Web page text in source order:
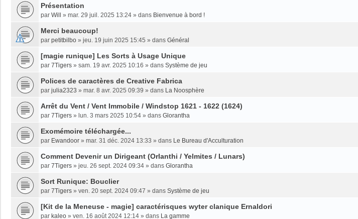
Présentation
par Will » mar. 29 juil. 2025 13:24 » dans Bienvenue à bord !
Merci beaucoup!
par petitbilbo » jeu. 19 juin 2025 15:45 » dans Général
[magie runique] Les Sorts à Usage Unique
par 7Tigers » sam. 19 avr. 2025 10:16 » dans Système de jeu
Polices de caractères de Creative Fabrica
par julia2323 » mar. 8 avr. 2025 09:39 » dans La Noosphère
Arrêt du Vent / Vent Immobile / Windstop 1621 - 1622 (1624)
par 7Tigers » lun. 3 mars 2025 10:54 » dans Glorantha
Exomémoire téléchargée...
par Ewandoor » mar. 31 déc. 2024 13:33 » dans Le Bureau d'Acculturation
Comment Devenir un Dirigeant (Orlanthi / Yelmites / Lunars)
par 7Tigers » jeu. 26 sept. 2024 09:34 » dans Glorantha
Sort Runique: Bouclier
par 7Tigers » ven. 20 sept. 2024 09:47 » dans Système de jeu
[Kit de la Meneuse - magie] caractérisques wyter clanique Ernaldori
par kaleo » ven. 16 août 2024 12:14 » dans La gamme